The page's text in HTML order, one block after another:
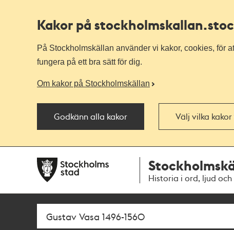
Kakor på stockholmskallan
På Stockholmskällan använder vi kakor, cookies, för
fungera på ett bra sätt för dig.
Om kakor på Stockholmskällan
Godkänn alla kakor Välj vilka
navigationen
huvudinnehållet
Historia i ord, ljud
Sök